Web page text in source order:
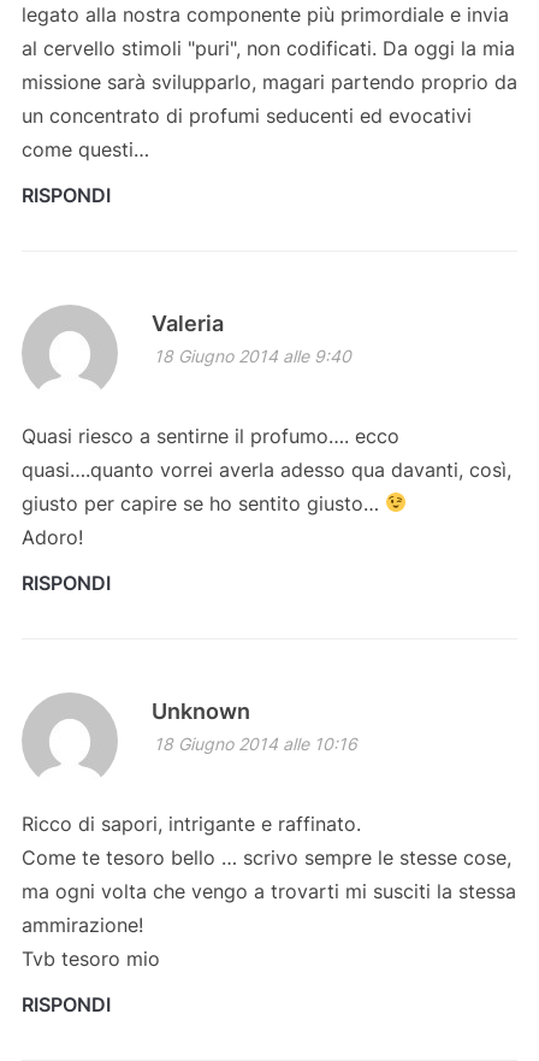
legato alla nostra componente più primordiale e invia
al cervello stimoli "puri", non codificati. Da oggi la mia
missione sarà svilupparlo, magari partendo proprio da
un concentrato di profumi seducenti ed evocativi
come questi…
RISPONDI
Valeria
18 Giugno 2014 alle 9:40
Quasi riesco a sentirne il profumo…. ecco
quasi….quanto vorrei averla adesso qua davanti, così,
giusto per capire se ho sentito giusto…
Adoro!
RISPONDI
Unknown
18 Giugno 2014 alle 10:16
Ricco di sapori, intrigante e raffinato.
Come te tesoro bello … scrivo sempre le stesse cose,
ma ogni volta che vengo a trovarti mi susciti la stessa
ammirazione!
Tvb tesoro mio
RISPONDI